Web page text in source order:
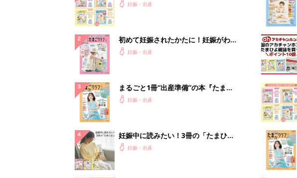
妊娠・出産
初めて妊娠されたかたに！妊娠がわか
ったら最初に読む本『初めてのたまご
妊娠・出産
まるごと1冊“出産準備”の本『たまご
クラブ 夏号』〈スペシャル大特集〉
妊娠・出産
妊娠中に読みたい！3冊の「たまひ
よ」妊娠・出産